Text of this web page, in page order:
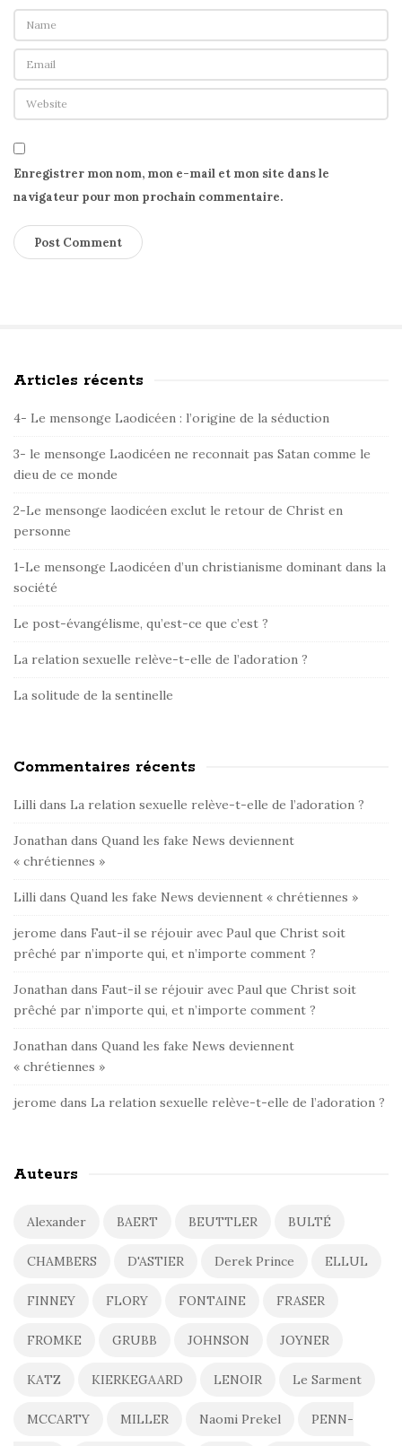
Enregistrer mon nom, mon e-mail et mon site dans le
navigateur pour mon prochain commentaire.
S
e
S
i
d
b
a
r
Articles récents
4- Le mensonge Laodicéen : l’origine de la séduction
3- le mensonge Laodicéen ne reconnait pas Satan comme le
dieu de ce monde
2-Le mensonge laodicéen exclut le retour de Christ en
personne
1-Le mensonge Laodicéen d’un christianisme dominant dans la
société
Le post-évangélisme, qu’est-ce que c’est ?
La relation sexuelle relève-t-elle de l’adoration ?
La solitude de la sentinelle
Commentaires récents
Lilli dans La relation sexuelle relève-t-elle de l’adoration ?
Jonathan dans Quand les fake News deviennent
« chrétiennes »
Lilli dans Quand les fake News deviennent « chrétiennes »
jerome dans Faut-il se réjouir avec Paul que Christ soit
prêché par n’importe qui, et n’importe comment ?
Jonathan dans Faut-il se réjouir avec Paul que Christ soit
prêché par n’importe qui, et n’importe comment ?
Jonathan dans Quand les fake News deviennent
« chrétiennes »
jerome dans La relation sexuelle relève-t-elle de l’adoration ?
Auteurs
Alexander BAERT BEUTTLER BULTÉ
CHAMBERS D'ASTIER Derek Prince ELLUL
FINNEY FLORY FONTAINE FRASER
FROMKE GRUBB JOHNSON JOYNER
KATZ KIERKEGAARD LENOIR Le Sarment
MCCARTY MILLER Naomi Prekel PENN-